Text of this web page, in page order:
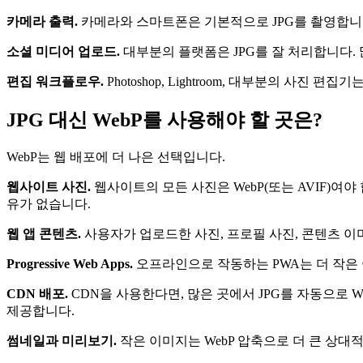
카메라 출력. 카메라와 스마트폰은 기본적으로 JPG를 촬영합
소셜 미디어 업로드. 대부분의 플랫폼은 JPG를 잘 처리합니다.
편집 워크플로우. Photoshop, Lightroom, 대부분의 사진 편집
JPG 대신 WebP를 사용해야 할 곳은?
WebP는 웹 배포에 더 나은 선택입니다.
웹사이트 사진. 웹사이트의 모든 사진은 WebP(또는 AVIF)여
유가 없습니다.
웹 앱 콘텐츠. 사용자가 업로드한 사진, 프로필 사진, 콘텐츠
Progressive Web Apps. 오프라인으로 작동하는 PWA는 더 작
CDN 배포. CDN을 사용한다면, 많은 곳에서 JPG를 자동으로
제공합니다.
썸네일과 미리보기. 작은 이미지는 WebP 압축으로 더 큰 상대